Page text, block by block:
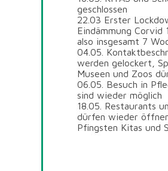
geschlossen
22.03 Erster
Eindämmung Corvid
also insgesamt 7
04.05.
werden gelockert,
Museen und Zoos
06.05. Besuch in
sind wieder möglich
18.05. Restaurants
dürfen wieder
Pfingsten Kitas und